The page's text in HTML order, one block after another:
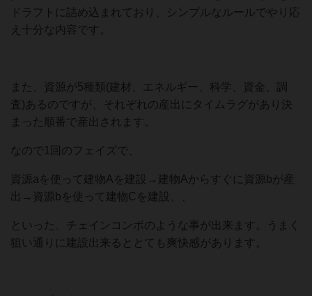
ドラフトに詰め込まれており、シンプルなルールでやり応
え十分な内容です。
また、資源が5種類(建材、エネルギー、科学、資金、調
査)あるのですが、それぞれの産出にタイムラグがあり決
まった順番で産出されます。
なので1回のフェイズで、
資源aを使って建物Aを建設→建物Aからすぐに資源bが産
出→資源bを使って建物Cを建設、、
といった、チェインコンボのような事が出来ます。うまく
狙い通りに建設出来るととても爽快感があります。